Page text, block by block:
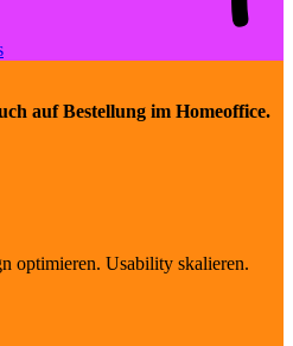
auf Bestellung im Homeoffice.
optimieren. Usability skalieren.